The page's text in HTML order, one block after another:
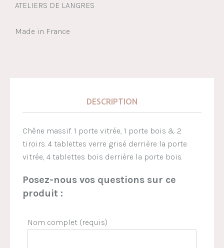
ATELIERS DE LANGRES
Made in France
DESCRIPTION
Chêne massif. 1 porte vitrée, 1 porte bois & 2
tiroirs. 4 tablettes verre grisé derrière la porte
vitrée, 4 tablettes bois derrière la porte bois.
Posez-nous vos questions sur ce
produit :
Nom complet (requis)